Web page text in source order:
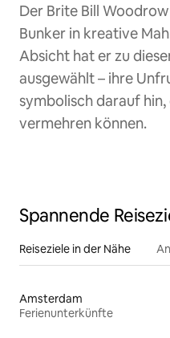
Der Brite Bill
Bunker in kreative
Absicht hat er zu
ausgewählt – ihre
symbolisch darauf
vermehren können.
Spannende
Reiseziele in der Nähe
Amsterdam
Ferienunterkünfte